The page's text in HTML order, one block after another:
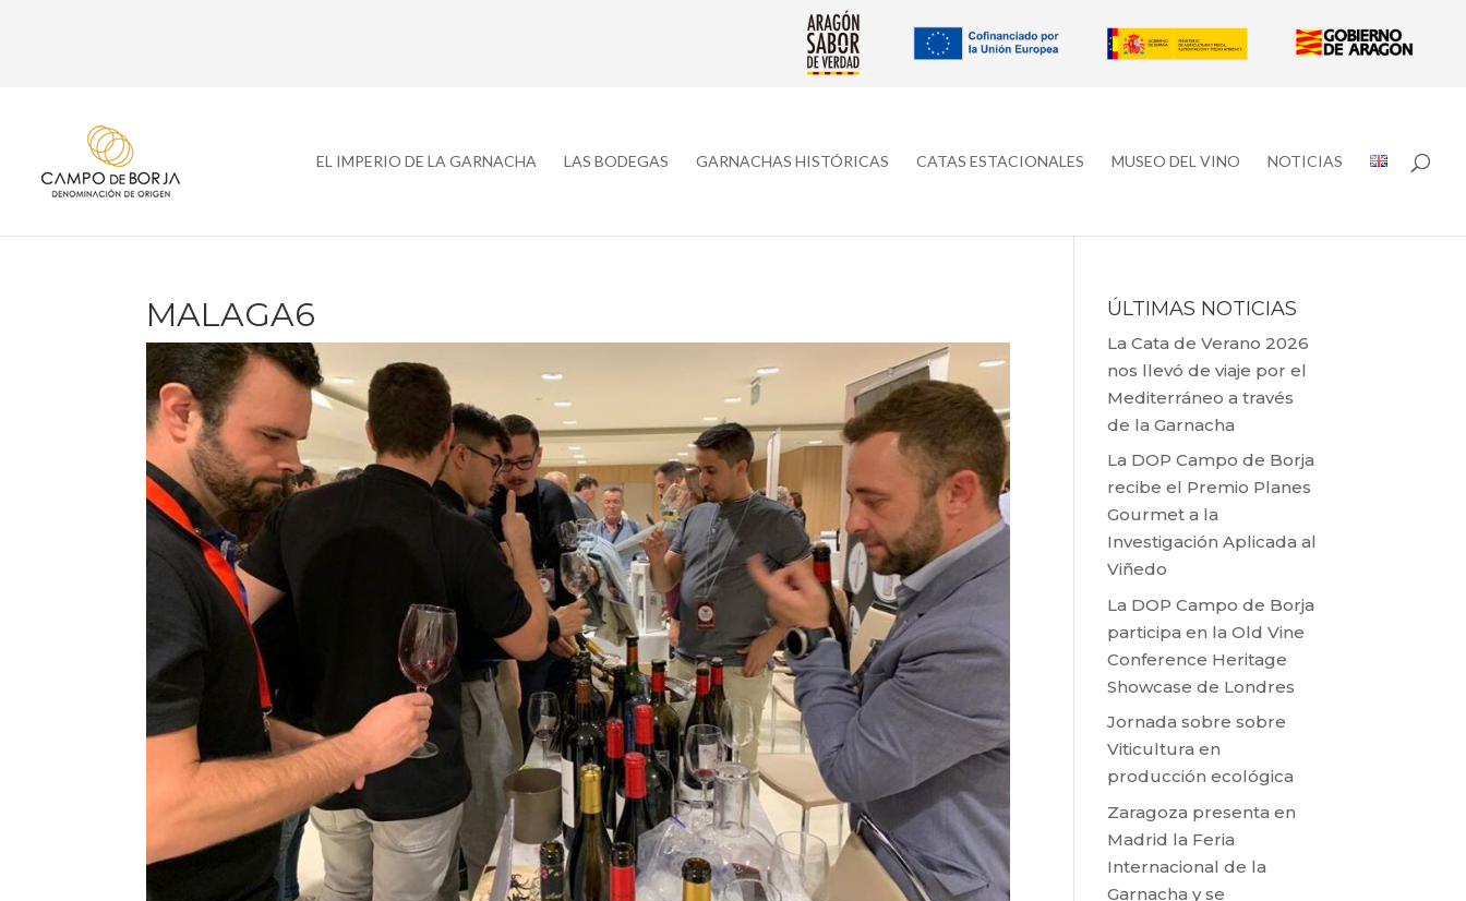
EL IMPERIO DE LA GARNACHA LAS BODEGAS GARNACHAS HISTÓRICAS CATAS ESTACIONALES MUSEO DEL VINO NOTICIAS
MALAGA6 ÚLTIMAS NOTICIAS
La Cata de Verano 2026
nos llevó de viaje por el
Mediterráneo a través
de la Garnacha
La DOP Campo de Borja
recibe el Premio Planes
Gourmet a la
Investigación Aplicada al
Viñedo
La DOP Campo de Borja
participa en la Old Vine
Conference Heritage
Showcase de Londres
Jornada sobre sobre
Viticultura en
producción ecológica
Zaragoza presenta en
Madrid la Feria
Internacional de la
Garnacha y se